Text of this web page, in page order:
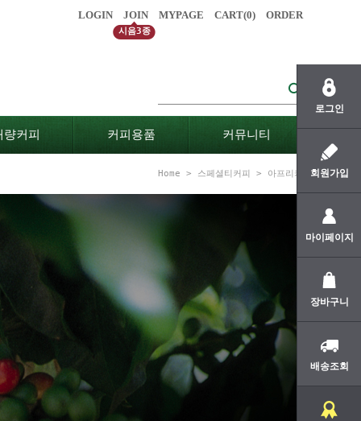
로그인
회원가입
마이페이지
장바구니
배송조회
LOGIN JOIN
시음3종
MYPAGE CART(0) ORDER
량커피 커피용품 커뮤니티
Home > 스페셜티커피 > 아프리카